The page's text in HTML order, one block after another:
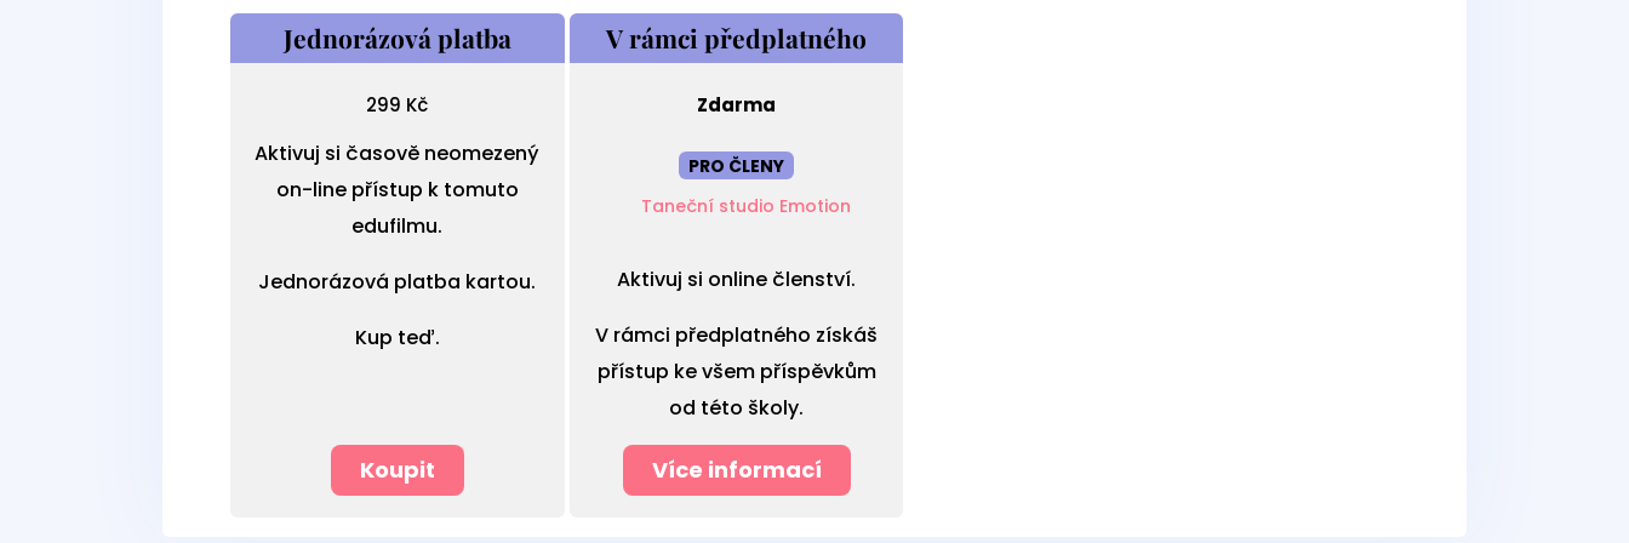
Jednorázová platba
299 Kč
Aktivuj si časově neomezený
on-line přístup k tomuto
edufilmu.
Jednorázová platba kartou.
Kup teď.
Koupit
V rámci předplatného
Zdarma
PRO ČLENY
Taneční studio Emotion
Aktivuj si online členství.
V rámci předplatného získáš
přístup ke všem příspěvkům
od této školy.
Více informací